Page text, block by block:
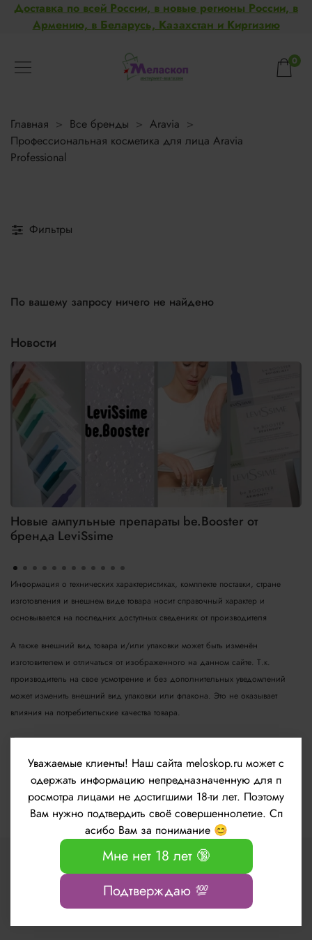
Доставка по всей России, в новые регионы России, в
Армению, в Беларусь, Казахстан и Киргизию
0
Главная Все бренды
Aravia
Профессиональная косметика для лица Aravia
Professional
Фильтры
По вашему запросу ничего не найдено
Новости
Новые ампульные препараты be.Booster от
бренда LeviSsime
Информация о технических характеристиках, комплекте поставки, стране
изготовления и внешнем виде товара носит справочный характер и
основывается на последних доступных сведениях от производителя
А также внешний вид товара и/или упаковки может быть изменён
изготовителем и отличаться от изображенного на данном сайте. Т.к.
производитель на свое усмотрение и без дополнительных уведомлений
может изменить внешний вид упаковки или флакона. Это не оказывает
влияния на потребительские качества товара.
Если на товаре отсутствует целлофановая пленка или картонная упаковка,
значит это не предусмотрено производителем.
Обращаем Ваше внимание, что подлинные цвета изделий могут отличаться
от цветов и оттенков на сайте, в зависимости от цветопередачи вашего
монитора.
Уважаемые клиенты! Наш сайта meloskop.ru может с
одержать информацию непредназначенную для п
росмотра лицами не достигшими 18-ти лет. Поэтому
Вам нужно подтвердить своё совершеннолетие. Сп
асибо Вам за понимание 😊
Мне нет 18 лет 🔞
Подтверждаю 💯